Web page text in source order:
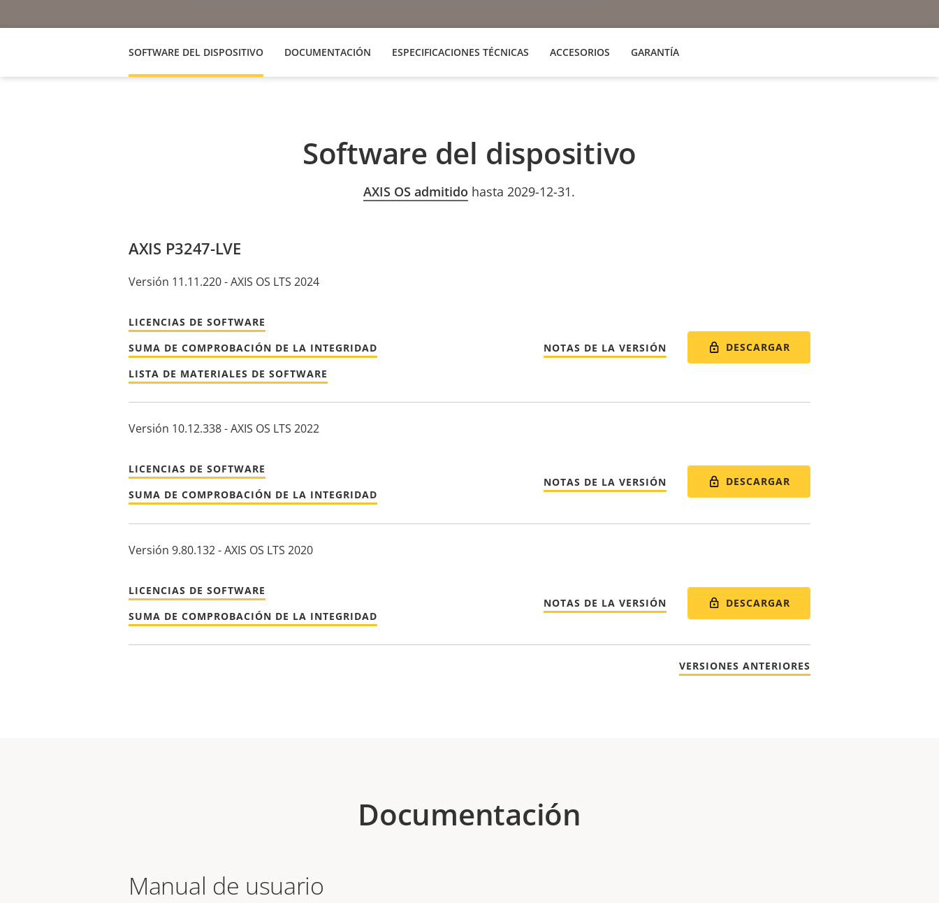
SOFTWARE DEL DISPOSITIVO DOCUMENTACIÓN ESPECIFICACIONES TÉCNICAS ACCESORIOS GARANTÍA
Software del dispositivo
AXIS OS admitido hasta 2029-12-31.
AXIS P3247-LVE
Versión 11.11.220 - AXIS OS LTS 2024
LICENCIAS DE SOFTWARE
SUMA DE COMPROBACIÓN DE LA INTEGRIDAD
LISTA DE MATERIALES DE SOFTWARE
NOTAS DE LA VERSIÓN DESCARGAR
Versión 10.12.338 - AXIS OS LTS 2022
LICENCIAS DE SOFTWARE
SUMA DE COMPROBACIÓN DE LA INTEGRIDAD
NOTAS DE LA VERSIÓN DESCARGAR
Versión 9.80.132 - AXIS OS LTS 2020
LICENCIAS DE SOFTWARE
SUMA DE COMPROBACIÓN DE LA INTEGRIDAD
NOTAS DE LA VERSIÓN DESCARGAR
VERSIONES ANTERIORES
Documentación
Manual de usuario